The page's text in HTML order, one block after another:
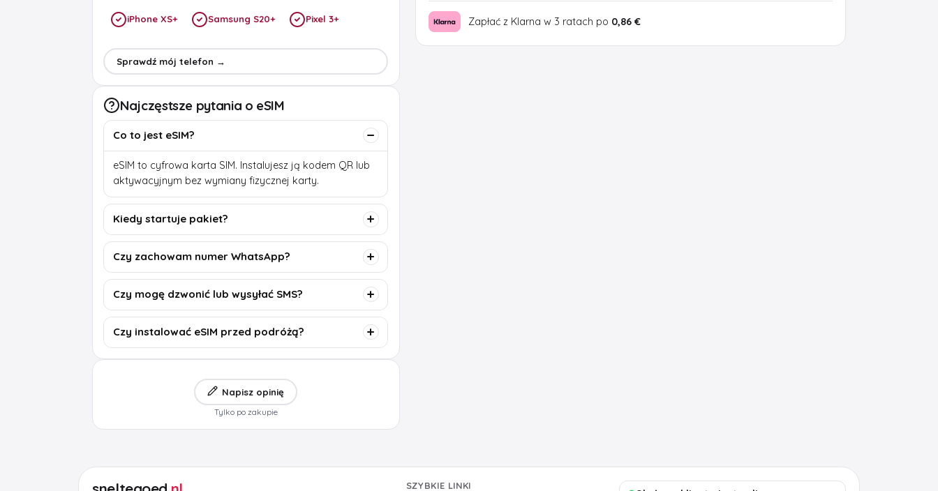
iPhone XS+ Samsung S20+ Pixel 3+
Sprawdź mój telefon →
Najczęstsze pytania o eSIM
Co to jest eSIM?
eSIM to cyfrowa karta SIM. Instalujesz ją kodem QR lub
aktywacyjnym bez wymiany fizycznej karty.
Kiedy startuje pakiet?
Czy zachowam numer WhatsApp?
Czy mogę dzwonić lub wysyłać SMS?
Czy instalować eSIM przed podróżą?
Napisz opinię
Tylko po zakupie
Zapłać z Klarna w 3 ratach po 0,86 €
SZYBKIE LINKI